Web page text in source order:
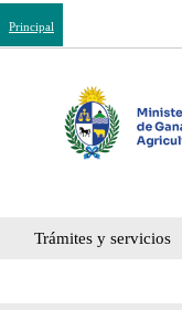
Principal
Trámites y servicios